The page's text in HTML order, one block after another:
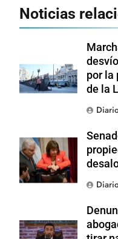
Noticias
por la
de la